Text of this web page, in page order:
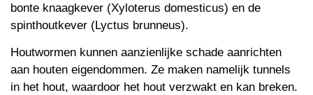
bonte knaagkever (Xyloterus domesticus) en de
spinthoutkever (Lyctus brunneus).
Houtwormen kunnen aanzienlijke schade aanrichten
aan houten eigendommen. Ze maken namelijk tunnels
in het hout, waardoor het hout verzwakt en kan breken.